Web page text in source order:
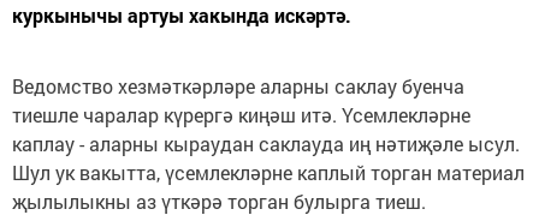
куркынычы артуы хакында искәртә.
Ведомство хезмәткәрләре аларны саклау буенча
тиешле чаралар күрергә киңәш итә. Үсемлекләрне
каплау - аларны кыраудан саклауда иң нәтиҗәле ысул.
Шул ук вакытта, үсемлекләрне каплый торган материал
җылылыкны аз үткәрә торган булырга тиеш.